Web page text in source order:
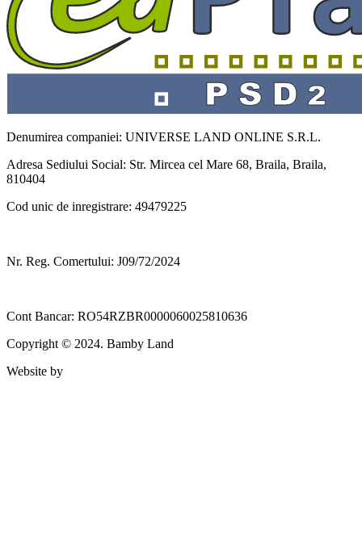
Denumirea companiei: UNIVERSE LAND ONLINE S.R.L.
Adresa Sediului Social: Str. Mircea cel Mare 68, Braila, Braila,
810404
Cod unic de inregistrare: 49479225
Nr. Reg. Comertului: J09/72/2024
Cont Bancar: RO54RZBR0000060025810636
Copyright © 2024. Bamby Land
Website by